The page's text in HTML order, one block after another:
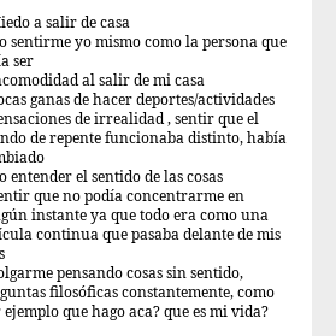
a salir de casa
sentirme yo mismo como la persona que
ser
al salir de mi casa
ganas de hacer deportes/actividades
de irrealidad , sentir que el
de repente funcionaba distinto, había
entender el sentido de las cosas
que no podía concentrarme en
instante ya que todo era como una
continua que pasaba delante de mis
pensando cosas sin sentido,
filosóficas constantemente, como
que hago aca? que es mi vida?